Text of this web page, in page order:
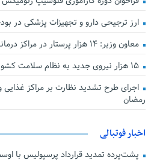
ارز ترجیحی دارو و تجهیزات پزشکی در بودجه ۱۴۰۵
معاون وزیر: ۱۴ هزار پرستار در مراکز درمانی کشور فعالیت می‌کنند
۱۵ هزار نیروی جدید به نظام سلامت کشور افزوده شد
اجرای طرح تشدید نظارت بر مراکز
رمضان
اخبار فوتبالی
پشت‌پرده تمدید قرارداد پرسپولیس با